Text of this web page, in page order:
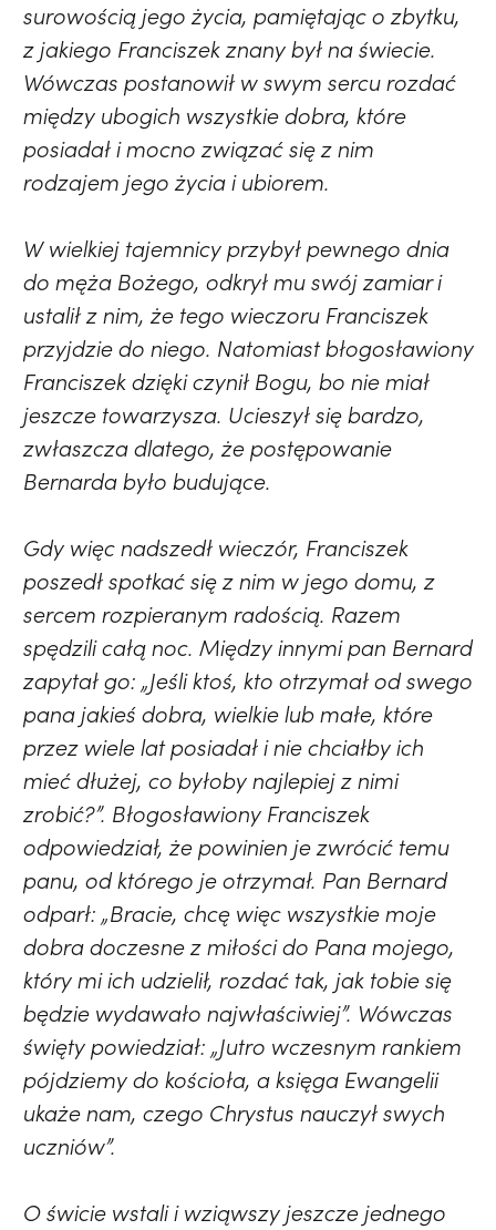
surowością jego życia, pamiętając o zbytku,
z jakiego Franciszek znany był na świecie.
Wówczas postanowił w swym sercu rozdać
między ubogich wszystkie dobra, które
posiadał i mocno związać się z nim
rodzajem jego życia i ubiorem.
W wielkiej tajemnicy przybył pewnego dnia
do męża Bożego, odkrył mu swój zamiar i
ustalił z nim, że tego wieczoru Franciszek
przyjdzie do niego. Natomiast błogosławiony
Franciszek dzięki czynił Bogu, bo nie miał
jeszcze towarzysza. Ucieszył się bardzo,
zwłaszcza dlatego, że postępowanie
Bernarda było budujące.
Gdy więc nadszedł wieczór, Franciszek
poszedł spotkać się z nim w jego domu, z
sercem rozpieranym radością. Razem
spędzili całą noc. Między innymi pan Bernard
zapytał go: „Jeśli ktoś, kto otrzymał od swego
pana jakieś dobra, wielkie lub małe, które
przez wiele lat posiadał i nie chciałby ich
mieć dłużej, co byłoby najlepiej z nimi
zrobić?”. Błogosławiony Franciszek
odpowiedział, że powinien je zwrócić temu
panu, od którego je otrzymał. Pan Bernard
odparł: „Bracie, chcę więc wszystkie moje
dobra doczesne z miłości do Pana mojego,
który mi ich udzielił, rozdać tak, jak tobie się
będzie wydawało najwłaściwiej”. Wówczas
święty powiedział: „Jutro wczesnym rankiem
pójdziemy do kościoła, a księga Ewangelii
ukaże nam, czego Chrystus nauczył swych
uczniów”.
O świcie wstali i wziąwszy jeszcze jednego